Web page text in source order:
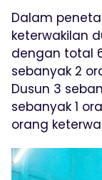
Dalam
keterwakilan
dengan total
sebanyak 2
Dusun 3
sebanyak 1
orang